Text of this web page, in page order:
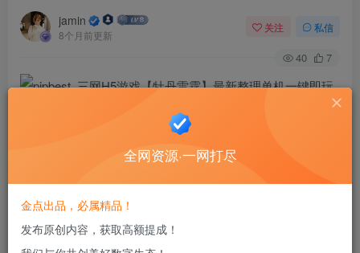
jamin
8个月前更新
关注 私信
40 7
全网资源·一网打尽
金点出品，必属精品！
发布原创内容，获取高额提成！